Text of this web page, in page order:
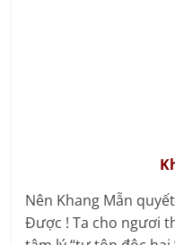
Nên Khang Mẫn
Được ! Ta cho ngươi